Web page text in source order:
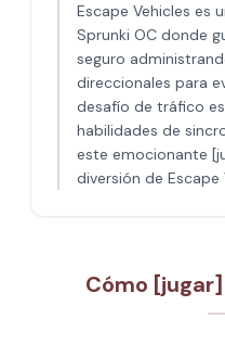
Escape Vehicles es
Sprunki OC donde
seguro
direccionales para
desafío de tráfico
habilidades de
este emocionante
diversión de Escape
Cómo